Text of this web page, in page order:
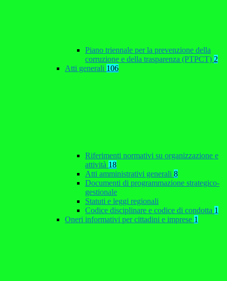
Piano triennale per la prevenzione della
corruzione e della trasparenza (PTPCT) 2
Atti generali 106
Riferimenti normativi su organizzazione e
attività 18
Atti amministrativi generali 8
Documenti di programmazione strategico-
gestionale
Statuti e leggi regionali
Codice disciplinare e codice di condotta 1
Oneri informativi per cittadini e imprese 1